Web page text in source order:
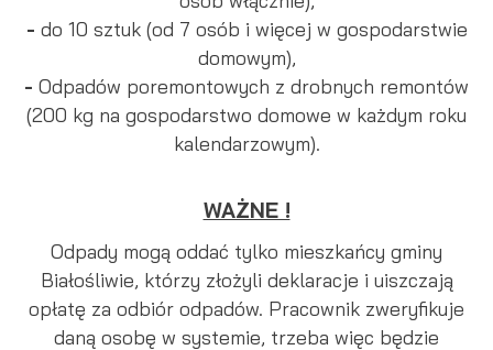
- do 10 sztuk (od 7 osób i więcej w gospodarstwie
domowym),
- Odpadów poremontowych z drobnych remontów
(200 kg na gospodarstwo domowe w każdym roku
kalendarzowym).
WAŻNE !
Odpady mogą oddać tylko mieszkańcy gminy
Białośliwie, którzy złożyli deklaracje i uiszczają
opłatę za odbiór odpadów. Pracownik zweryfikuje
daną osobę w systemie, trzeba więc będzie